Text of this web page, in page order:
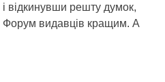
відкинувши решту думок,
Форум видавців кращим. А